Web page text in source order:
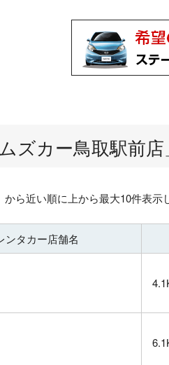
ズカー鳥取駅前店
から近い順に上から最大10件表
ンタカー店舗名